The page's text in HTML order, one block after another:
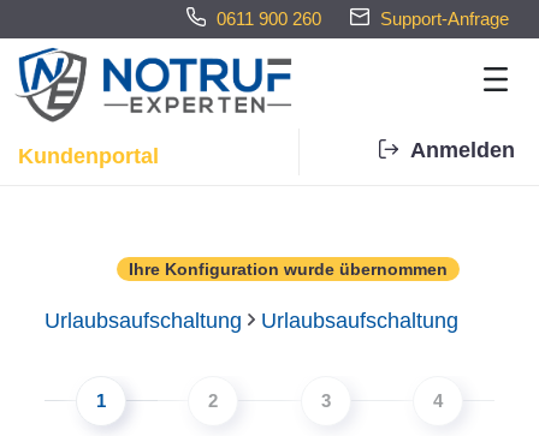
0611 900 260 Support-Anfrage
Kundenportal Anmelden
Ihre Konfiguration wurde übernommen
Urlaubsaufschaltung Urlaubsaufschaltung
1 2 3 4